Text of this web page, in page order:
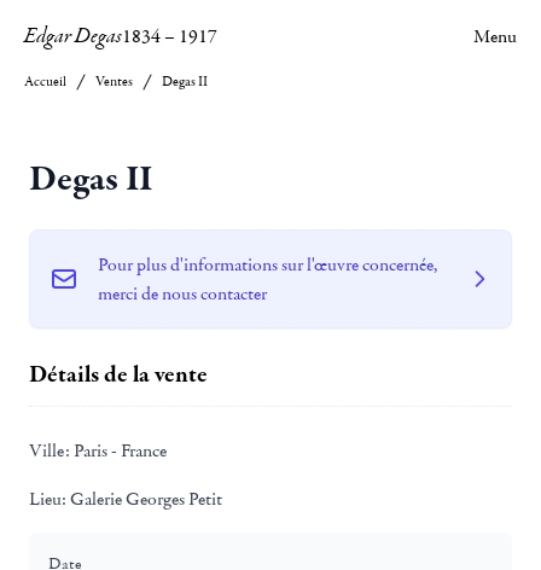
Edgar Degas1834– 1917 Menu
Accueil Ventes Degas II
Degas II
Pour plus d'informations sur l'œuvre concernée,
merci de nous contacter
Détails de la vente
Ville: Paris - France
Lieu: Galerie Georges Petit
Date